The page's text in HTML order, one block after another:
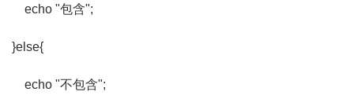
echo "包含";
}else{
echo "不包含";